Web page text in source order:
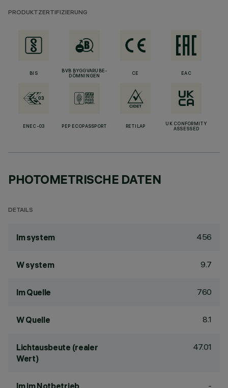
PRODUKTZERTIFIZIERUNG
BIS
BVB BYGGVARUBE-
DÖMNINGEN
CE EAC
ENEC-03 PEP ECOPASSPORT RETILAP
UK CONFORMITY
ASSESSED
PHOTOMETRISCHE DATEN
DETAILS
lm system 456
W system 9.7
lm Quelle 760
W Quelle 8.1
Lichtausbeute (realer
Wert)
47.01
lm im Notbetrieb -